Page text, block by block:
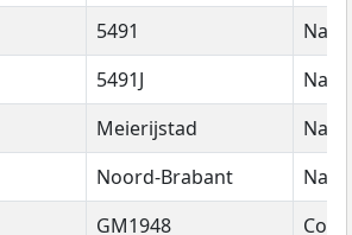
5491
5491J
Meierijstad
Noord-Brabant
GM1948 Code